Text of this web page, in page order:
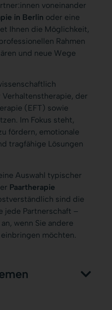
voneinander
in Berlin oder eine
Ihnen die Möglichkeit,
Rahmen
und neue Wege
der
(EFT) sowie
Im Fokus steht,
fördern, emotionale
tragfähige Lösungen
Auswahl typischer
Paartherapie
sind die
jede Partnerschaft –
wenn Sie andere
möchten.